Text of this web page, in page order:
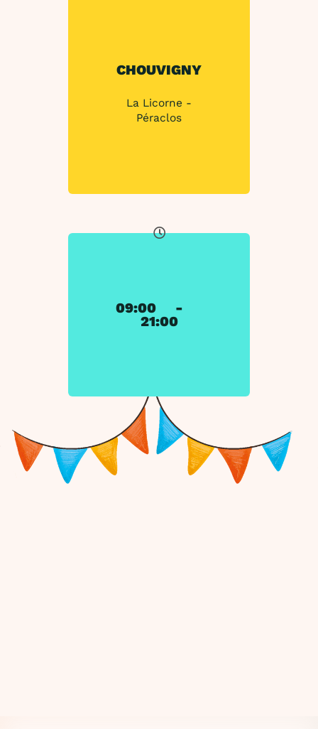
CHOUVIGNY
La Licorne -
Péraclos
09:00
-
21:00